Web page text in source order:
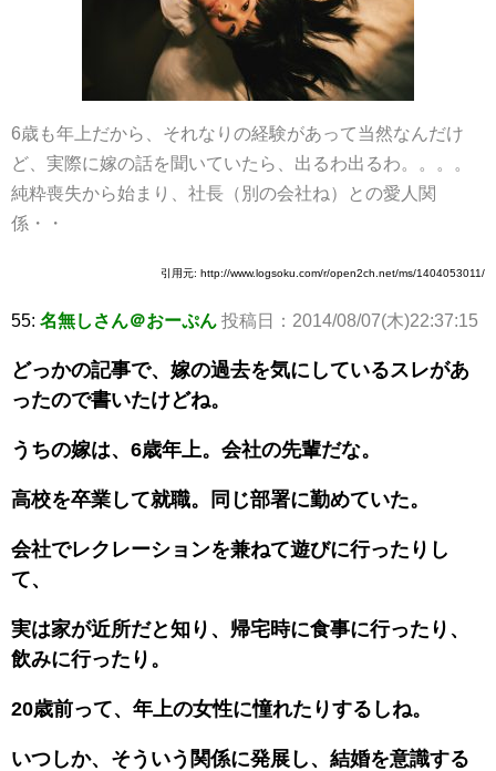
6歳も年上だから、それなりの経験があって当然なんだけ
ど、実際に嫁の話を聞いていたら、出るわ出るわ。。。。
純粋喪失から始まり、社長（別の会社ね）との愛人関
係・・
引用元: http://www.logsoku.com/r/open2ch.net/ms/1404053011/
55: 名無しさん＠おーぷん 投稿日：2014/08/07(木)22:37:15
どっかの記事で、嫁の過去を気にしているスレがあ
ったので書いたけどね。
うちの嫁は、6歳年上。会社の先輩だな。
高校を卒業して就職。同じ部署に勤めていた。
会社でレクレーションを兼ねて遊びに行ったりし
て、
実は家が近所だと知り、帰宅時に食事に行ったり、
飲みに行ったり。
20歳前って、年上の女性に憧れたりするしね。
いつしか、そういう関係に発展し、結婚を意識する